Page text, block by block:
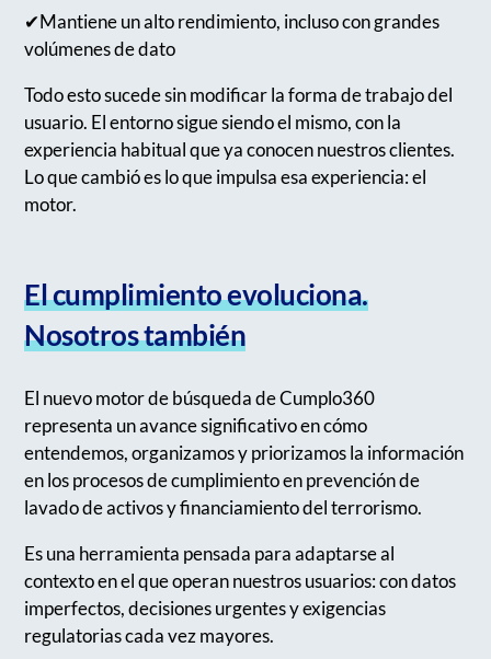
✔︎Mantiene un alto rendimiento, incluso con grandes
volúmenes de dato
Todo esto sucede sin modificar la forma de trabajo del
usuario. El entorno sigue siendo el mismo, con la
experiencia habitual que ya conocen nuestros clientes.
Lo que cambió es lo que impulsa esa experiencia: el
motor.
El cumplimiento evoluciona.
Nosotros también
El nuevo motor de búsqueda de Cumplo360
representa un avance significativo en cómo
entendemos, organizamos y priorizamos la información
en los procesos de cumplimiento en prevención de
lavado de activos y financiamiento del terrorismo.
Es una herramienta pensada para adaptarse al
contexto en el que operan nuestros usuarios: con datos
imperfectos, decisiones urgentes y exigencias
regulatorias cada vez mayores.